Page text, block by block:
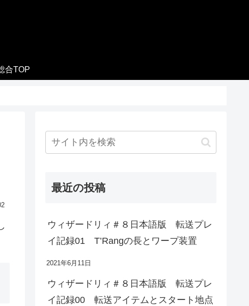
合TOP
最近の投稿
ウィザードリィ＃８日本語版 転送プレ
イ記録01 T’Rangの長とワープ装置
2021年6月11日
ウィザードリィ＃８日本語版 転送プレ
イ記録00 転送アイテムとスタート地点